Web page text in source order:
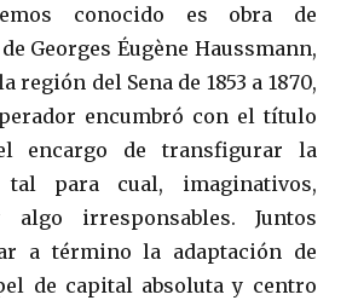
conocido es obra de
Georges Éugène Haussmann,
región del Sena de 1853 a 1870,
encumbró con el título
encargo de transfigurar la
tal para cual, imaginativos,
algo irresponsables. Juntos
a término la adaptación de
de capital absoluta y centro